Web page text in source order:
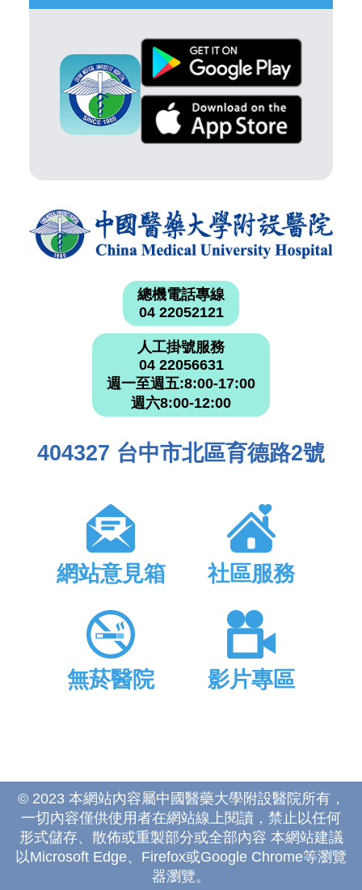
總機電話專線
04 22052121
人工掛號服務
04 22056631
週一至週五:8:00-17:00
週六8:00-12:00
404327 台中市北區育德路2號
網站意見箱 社區服務
無菸醫院 影片專區
© 2023 本網站內容屬中國醫藥大學附設醫院所有，
一切內容僅供使用者在網站線上閱讀，禁止以任何
形式儲存、散佈或重製部分或全部內容 本網站建議
以Microsoft Edge、Firefox或Google Chrome等瀏覽
器瀏覽。